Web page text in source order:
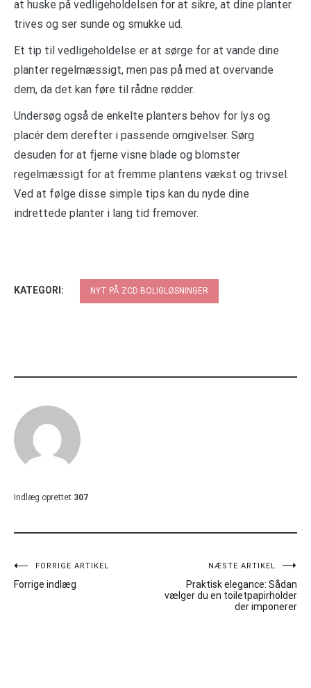
at huske på vedligeholdelsen for at sikre, at dine planter
trives og ser sunde og smukke ud.
Et tip til vedligeholdelse er at sørge for at vande dine
planter regelmæssigt, men pas på med at overvande
dem, da det kan føre til rådne rødder.
Undersøg også de enkelte planters behov for lys og
placér dem derefter i passende omgivelser. Sørg
desuden for at fjerne visne blade og blomster
regelmæssigt for at fremme plantens vækst og trivsel.
Ved at følge disse simple tips kan du nyde dine
indrettede planter i lang tid fremover.
KATEGORI: NYT PÅ ZCD BOLIGLØSNINGER
Indlæg oprettet 307
Indlægsnavigation
FORRIGE ARTIKEL
Forrige indlæg
NÆSTE ARTIKEL
Praktisk elegance: Sådan
vælger du en toiletpapirholder
der imponerer